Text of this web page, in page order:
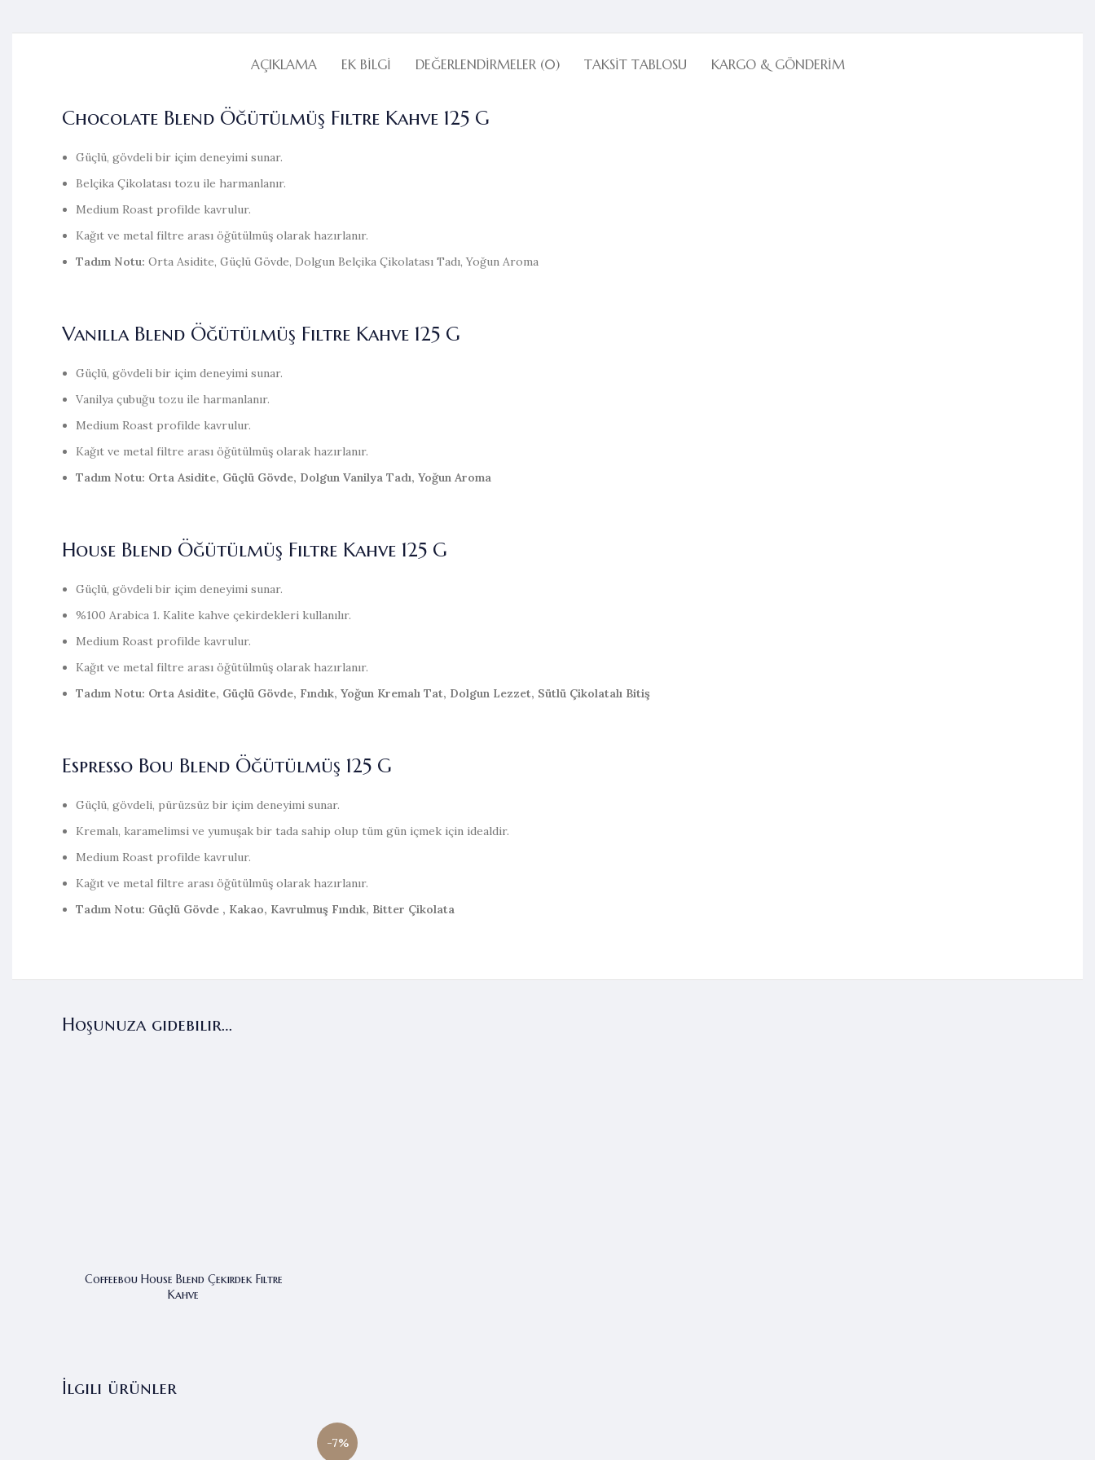
AÇIKLAMA EK BILGI DEĞERLENDIRMELER (0) TAKSIT TABLOSU KARGO & GÖNDERIM
Chocolate Blend Öğütülmüş Filtre Kahve 125 G
Güçlü, gövdeli bir içim deneyimi sunar.
Belçika Çikolatası tozu ile harmanlanır.
Medium Roast profilde kavrulur.
Kağıt ve metal filtre arası öğütülmüş olarak hazırlanır.
Tadım Notu: Orta Asidite, Güçlü Gövde, Dolgun Belçika Çikolatası Tadı, Yoğun Aroma
Vanilla Blend Öğütülmüş Filtre Kahve 125 G
Güçlü, gövdeli bir içim deneyimi sunar.
Vanilya çubuğu tozu ile harmanlanır.
Medium Roast profilde kavrulur.
Kağıt ve metal filtre arası öğütülmüş olarak hazırlanır.
Tadım Notu: Orta Asidite, Güçlü Gövde, Dolgun Vanilya Tadı, Yoğun Aroma
House Blend Öğütülmüş Filtre Kahve 125 G
Güçlü, gövdeli bir içim deneyimi sunar.
%100 Arabica 1. Kalite kahve çekirdekleri kullanılır.
Medium Roast profilde kavrulur.
Kağıt ve metal filtre arası öğütülmüş olarak hazırlanır.
Tadım Notu: Orta Asidite, Güçlü Gövde, Fındık, Yoğun Kremalı Tat, Dolgun Lezzet, Sütlü Çikolatalı Bitiş
Espresso Bou Blend Öğütülmüş 125 G
Güçlü, gövdeli, pürüzsüz bir içim deneyimi sunar.
Kremalı, karamelimsi ve yumuşak bir tada sahip olup tüm gün içmek için idealdir.
Medium Roast profilde kavrulur.
Kağıt ve metal filtre arası öğütülmüş olarak hazırlanır.
Tadım Notu: Güçlü Gövde , Kakao, Kavrulmuş Fındık, Bitter Çikolata
Hoşunuza gidebilir…
Coffeebou House Blend Çekirdek Filtre
Kahve
İlgili ürünler
-7%